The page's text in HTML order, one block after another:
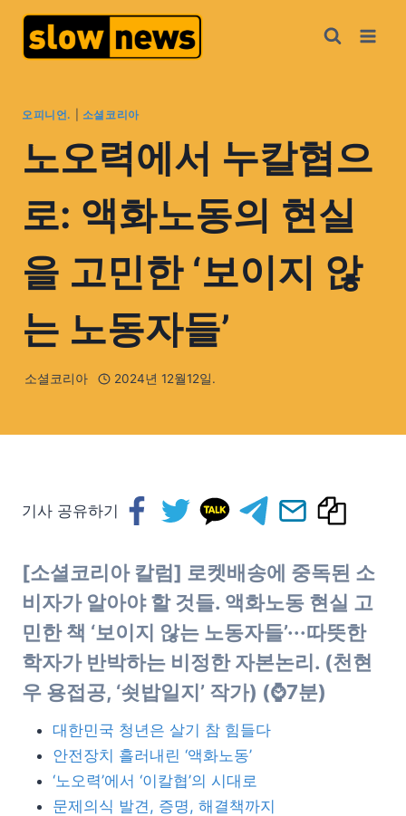
오피니언. 소셜코리아
노오력에서 누칼협으
로: 액화노동의 현실
을 고민한 ‘보이지 않
는 노동자들’
소셜코리아 2024년 12월12일.
기사 공유하기
[소셜코리아 칼럼] 로켓배송에 중독된 소
비자가 알아야 할 것들. 액화노동 현실 고
민한 책 ‘보이지 않는 노동자들’···따뜻한
학자가 반박하는 비정한 자본논리. (천현
우 용접공, ‘쇳밥일지’ 작가) (⌚7분)
대한민국 청년은 살기 참 힘들다
안전장치 흘러내린 ‘액화노동’
‘노오력’에서 ‘이칼협’의 시대로
문제의식 발견, 증명, 해결책까지